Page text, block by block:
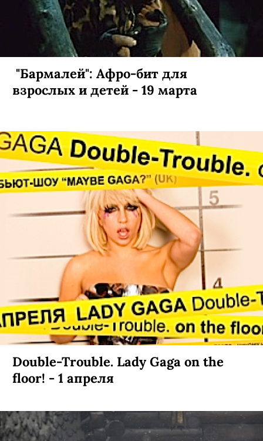
"Бармалей": Афро-бит для
взрослых и детей - 19 марта
Double-Trouble. Lady Gaga on the
floor! - 1 апреля